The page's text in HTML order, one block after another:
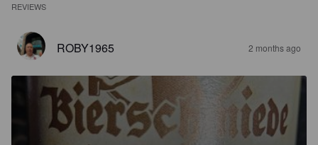
REVIEWS
ROBY1965 2 months ago